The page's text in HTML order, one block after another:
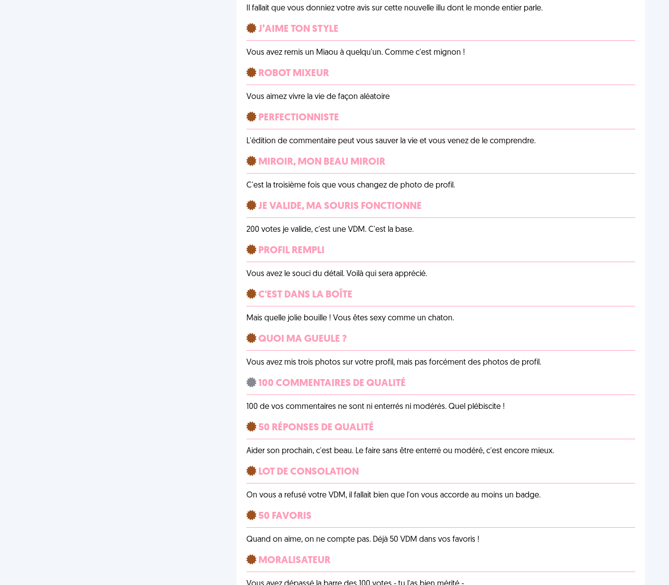
Il fallait que vous donniez votre avis sur cette nouvelle illu dont le monde entier parle.
J’AIME TON STYLE
Vous avez remis un Miaou à quelqu'un. Comme c'est mignon !
ROBOT MIXEUR
Vous aimez vivre la vie de façon aléatoire
PERFECTIONNISTE
L'édition de commentaire peut vous sauver la vie et vous venez de le comprendre.
MIROIR, MON BEAU MIROIR
C'est la troisième fois que vous changez de photo de profil.
JE VALIDE, MA SOURIS FONCTIONNE
200 votes je valide, c'est une VDM. C'est la base.
PROFIL REMPLI
Vous avez le souci du détail. Voilà qui sera apprécié.
C'EST DANS LA BOÎTE
Mais quelle jolie bouille ! Vous êtes sexy comme un chaton.
QUOI MA GUEULE ?
Vous avez mis trois photos sur votre profil, mais pas forcément des photos de profil.
100 COMMENTAIRES DE QUALITÉ
100 de vos commentaires ne sont ni enterrés ni modérés. Quel plébiscite !
50 RÉPONSES DE QUALITÉ
Aider son prochain, c'est beau. Le faire sans être enterré ou modéré, c'est encore mieux.
LOT DE CONSOLATION
On vous a refusé votre VDM, il fallait bien que l'on vous accorde au moins un badge.
50 FAVORIS
Quand on aime, on ne compte pas. Déjà 50 VDM dans vos favoris !
MORALISATEUR